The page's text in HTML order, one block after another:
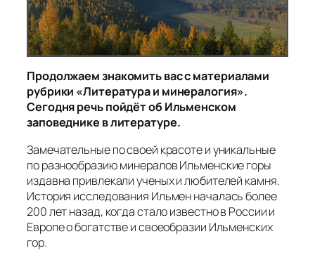
Продолжаем знакомить вас с материалами
рубрики «Литература и минералогия».
Сегодня речь пойдёт об Ильменском
заповеднике в литературе.
Замечательные по своей красоте и уникальные
по разнообразию минералов Ильменские горы
издавна привлекали ученых и любителей камня.
История исследования Ильмен началась более
200 лет назад, когда стало известно в России и
Европе о богатстве и своеобразии Ильменских
гор.